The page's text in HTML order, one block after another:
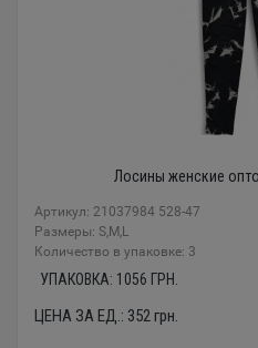
Лосины женские
Артикул: 21037984 528-47
Размеры: S,M,L
Количество в упаковке: 3
УПАКОВКА: 1056 ГРН.
ЦЕНА ЗА ЕД.: 352грн.